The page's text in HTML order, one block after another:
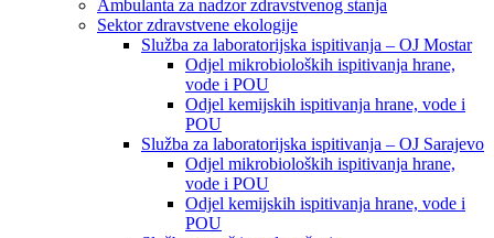
Ambulanta za nadzor zdravstvenog stanja
Sektor zdravstvene ekologije
Služba za laboratorijska ispitivanja – OJ Mostar
Odjel mikrobioloških ispitivanja hrane,
vode i POU
Odjel kemijskih ispitivanja hrane, vode i
POU
Služba za laboratorijska ispitivanja – OJ Sarajevo
Odjel mikrobioloških ispitivanja hrane,
vode i POU
Odjel kemijskih ispitivanja hrane, vode i
POU